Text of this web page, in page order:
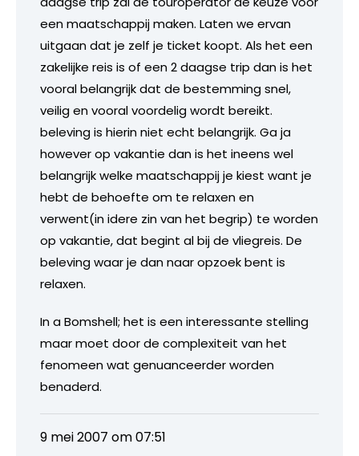
een maatschappij maken. Laten we ervan
uitgaan dat je zelf je ticket koopt. Als het een
zakelijke reis is of een 2 daagse trip dan is het
vooral belangrijk dat de bestemming snel,
veilig en vooral voordelig wordt bereikt.
beleving is hierin niet echt belangrijk. Ga ja
however op vakantie dan is het ineens wel
belangrijk welke maatschappij je kiest want je
hebt de behoefte om te relaxen en
verwent(in idere zin van het begrip) te worden
op vakantie, dat begint al bij de vliegreis. De
beleving waar je dan naar opzoek bent is
relaxen.
In a Bomshell; het is een interessante stelling
maar moet door de complexiteit van het
fenomeen wat genuanceerder worden
benaderd.
9 mei 2007 om 07:51